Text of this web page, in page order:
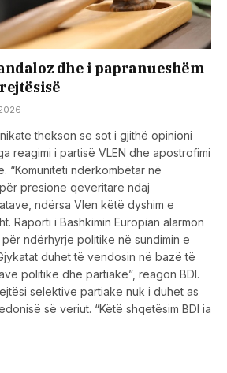
dhe i papranueshëm
thekson se sot i gjithë opinioni
reagimi i partisë VLEN dhe apostrofimi
“Komuniteti ndërkombëtar në
presione qeveritare ndaj
ndërsa Vlen këtë dyshim e
Raporti i Bashkimin Europian alarmon
ndërhyrje politike në sundimin e
duhet të vendosin në bazë të
politike dhe partiake”, reagon BDI.
selektive partiake nuk i duhet as
së veriut. “Këtë shqetësim BDI ia